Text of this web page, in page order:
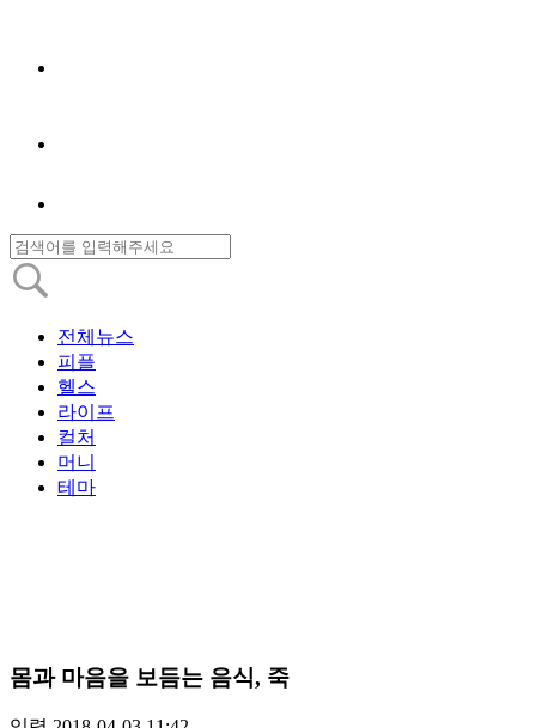
전체뉴스
피플
헬스
라이프
컬처
머니
테마
몸과 마음을 보듬는 음식, 죽